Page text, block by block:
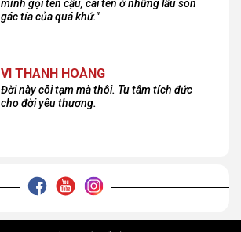
mình gọi tên cậu, cái tên ở những lầu son
gác tía của quá khứ."
VI THANH HOÀNG
Đời này cõi tạm mà thôi. Tu tâm tích đức
cho đời yêu thương.